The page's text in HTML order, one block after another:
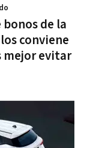
de la
conviene
mejor evitar